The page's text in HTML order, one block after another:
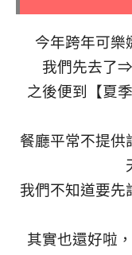
今年跨年可樂
我們先去了
之後便到【夏
餐廳平常不提供
我們不知道要先
其實也還好啦